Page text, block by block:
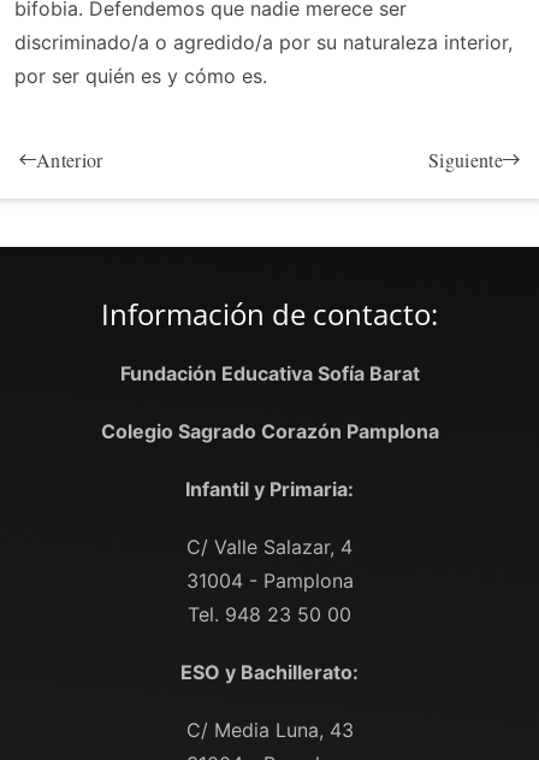
bifobia. Defendemos que nadie merece ser
discriminado/a o agredido/a por su naturaleza interior,
por ser quién es y cómo es.
Anterior Siguiente
Información de contacto:
Fundación Educativa Sofía Barat
Colegio Sagrado Corazón Pamplona
Infantil y Primaria:
C/ Valle Salazar, 4
31004 - Pamplona
Tel. 948 23 50 00
ESO y Bachillerato:
C/ Media Luna, 43